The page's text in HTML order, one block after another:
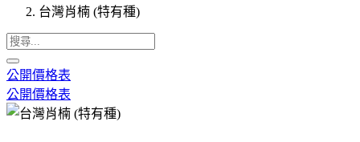
台灣肖楠 (特有種)
公開價格表
公開價格表